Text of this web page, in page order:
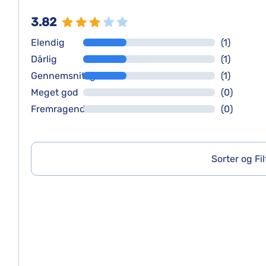
3.82
Elendig
(1)
Dårlig
(1)
Gennemsnitlig
(1)
Meget god
(0)
Fremragende
(0)
Sorter og